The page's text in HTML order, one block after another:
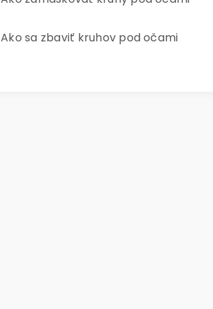
Ako sa zbaviť kruhov pod očami